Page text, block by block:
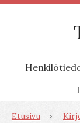
Etusivu